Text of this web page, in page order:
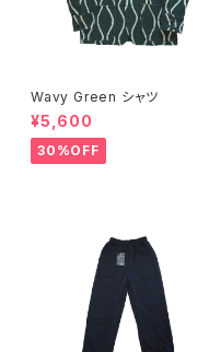
Wavy Green シャツ
¥5,600
30%OFF